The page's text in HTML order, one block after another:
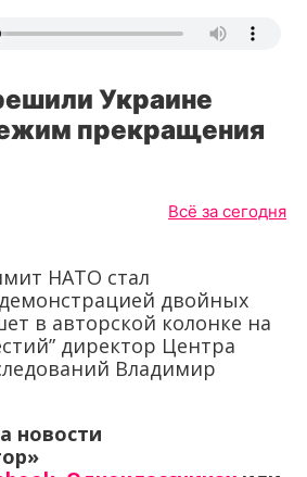
Украине
прекращения
Всё за сегодня
НАТО стал
двойных
в авторской колонке на
директор Центра
Владимир
новости